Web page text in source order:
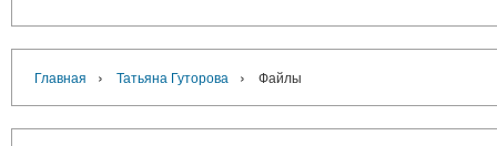
Главная › Татьяна Гуторова › Файлы